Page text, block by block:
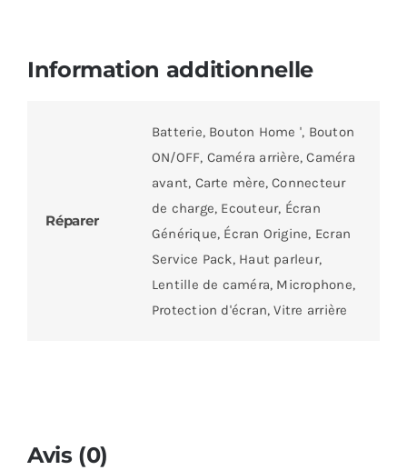
Information additionnelle
Réparer
Batterie, Bouton Home ', Bouton
ON/OFF, Caméra arrière, Caméra
avant, Carte mère, Connecteur
de charge, Ecouteur, Écran
Générique, Écran Origine, Ecran
Service Pack, Haut parleur,
Lentille de caméra, Microphone,
Protection d'écran, Vitre arrière
Avis (0)